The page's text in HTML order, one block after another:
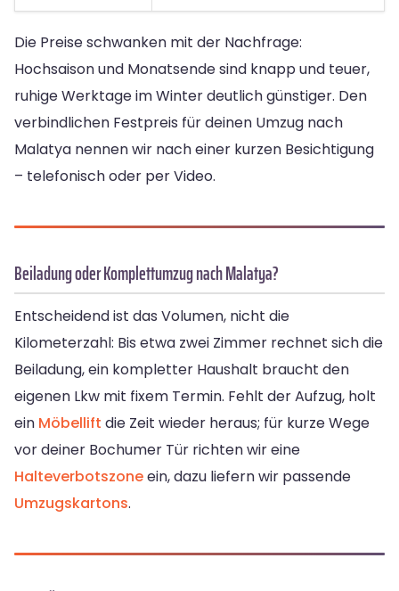
Die Preise schwanken mit der Nachfrage:
Hochsaison und Monatsende sind knapp und teuer,
ruhige Werktage im Winter deutlich günstiger. Den
verbindlichen Festpreis für deinen Umzug nach
Malatya nennen wir nach einer kurzen Besichtigung
– telefonisch oder per Video.
Beiladung oder Komplettumzug nach Malatya?
Entscheidend ist das Volumen, nicht die
Kilometerzahl: Bis etwa zwei Zimmer rechnet sich die
Beiladung, ein kompletter Haushalt braucht den
eigenen Lkw mit fixem Termin. Fehlt der Aufzug, holt
ein Möbellift die Zeit wieder heraus; für kurze Wege
vor deiner Bochumer Tür richten wir eine
Halteverbotszoneein, dazu liefern wir passende
Umzugskartons.